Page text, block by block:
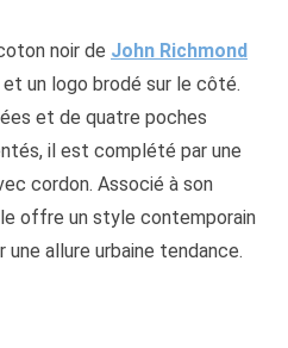
noir de John Richmond
un logo brodé sur le côté.
et de quatre poches
il est complété par une
cordon. Associé à son
offre un style contemporain
allure urbaine tendance.